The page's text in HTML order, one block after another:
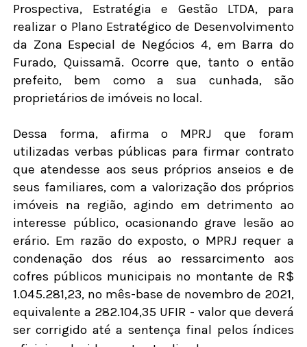
Prospectiva, Estratégia e Gestão LTDA, para
realizar o Plano Estratégico de Desenvolvimento
da Zona Especial de Negócios 4, em Barra do
Furado, Quissamã. Ocorre que, tanto o então
prefeito, bem como a sua cunhada, são
proprietários de imóveis no local.
Dessa forma, afirma o MPRJ que foram
utilizadas verbas públicas para firmar contrato
que atendesse aos seus próprios anseios e de
seus familiares, com a valorização dos próprios
imóveis na região, agindo em detrimento ao
interesse público, ocasionando grave lesão ao
erário. Em razão do exposto, o MPRJ requer a
condenação dos réus ao ressarcimento aos
cofres públicos municipais no montante de R$
1.045.281,23, no mês-base de novembro de 2021,
equivalente a 282.104,35 UFIR - valor que deverá
ser corrigido até a sentença final pelos índices